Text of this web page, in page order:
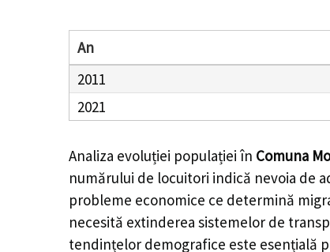
An
2011
2021
Analiza evoluției populației în Comuna
numărului de locuitori indică nevoia de
probleme economice ce determină
necesită extinderea sistemelor de
tendințelor demografice este esențială